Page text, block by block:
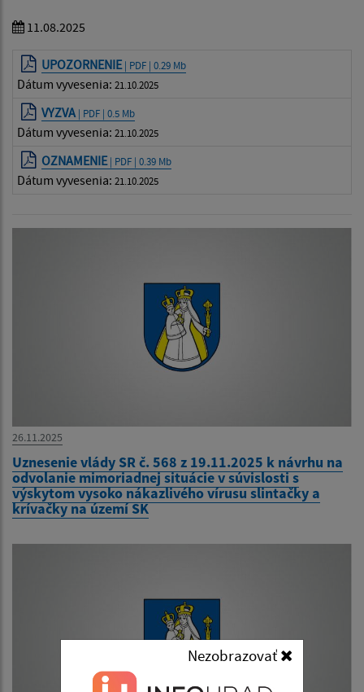
Nezobrazovať
11.08.2025
UPOZORNENIE| PDF | 0.29 Mb
Dátum vyvesenia: 21.10.2025
VYZVA | PDF | 0.5 Mb
Dátum vyvesenia: 21.10.2025
OZNAMENIE| PDF | 0.39 Mb
Dátum vyvesenia: 21.10.2025
26.11.2025
Uznesenie vlády SR č. 568 z 19.11.2025 k návrhu na
odvolanie mimoriadnej situácie v súvislosti s
výskytom vysoko nákazlivého vírusu slintačky a
krívačky na území SK